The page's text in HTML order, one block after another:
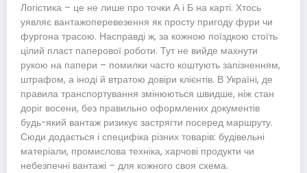
Логістика – це не лише про точки А і Б на карті. Хтось
уявляє вантажоперевезення як просту пригоду фури чи
фургона трасою. Насправді ж, за кожною поїздкою стоїть
цілий пласт паперової роботи. Тут не вийде махнути
рукою на папери – помилки часто коштують запізненням,
штрафом, а іноді й втратою довіри клієнтів. В Україні, де
правила транспортування змінюються швидше, ніж стан
доріг восени, без правильно оформлених документів
будь-який вантаж ризикує застрягти посеред маршруту.
Сюди додається і специфіка різних товарів: будівельні
матеріали, промислова техніка, харчові продукти чи
небезпечні вантажі – для кожного своя схема.